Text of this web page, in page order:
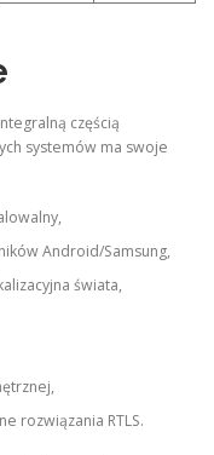
częścią
systemów ma swoje
Android/Samsung,
świata,
rozwiązania RTLS.